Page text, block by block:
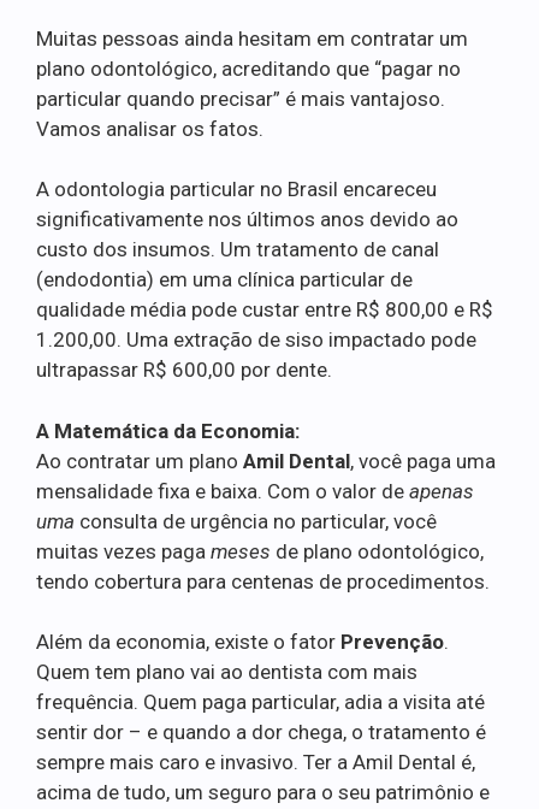
Muitas pessoas ainda hesitam em contratar um
plano odontológico, acreditando que “pagar no
particular quando precisar” é mais vantajoso.
Vamos analisar os fatos.
A odontologia particular no Brasil encareceu
significativamente nos últimos anos devido ao
custo dos insumos. Um tratamento de canal
(endodontia) em uma clínica particular de
qualidade média pode custar entre R$ 800,00 e R$
1.200,00. Uma extração de siso impactado pode
ultrapassar R$ 600,00 por dente.
A Matemática da Economia:
Ao contratar um plano Amil Dental, você paga uma
mensalidade fixa e baixa. Com o valor de apenas
uma consulta de urgência no particular, você
muitas vezes paga meses de plano odontológico,
tendo cobertura para centenas de procedimentos.
Além da economia, existe o fator Prevenção.
Quem tem plano vai ao dentista com mais
frequência. Quem paga particular, adia a visita até
sentir dor – e quando a dor chega, o tratamento é
sempre mais caro e invasivo. Ter a Amil Dental é,
acima de tudo, um seguro para o seu patrimônio e